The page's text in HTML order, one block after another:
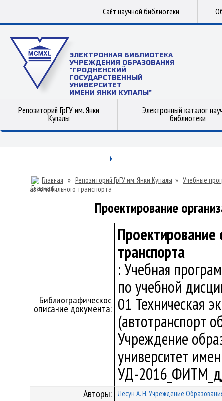
Сайт научной библиотеки
ЭЛЕКТРОННАЯ БИБЛИОТЕКА
УЧРЕЖДЕНИЯ ОБРАЗОВАНИЯ
"ГРОДНЕНСКИЙ
ГОСУДАРСТВЕННЫЙ
УНИВЕРСИТЕТ
ИМЕНИ ЯНКИ КУПАЛЫ"
Репозиторий ГрГУ им. Янки
Купалы
Электронный каталог
библиотеки
Главная » Репозиторий ГрГУ им. Янки Купалы » Учебные
автомобильного транспорта
Проектирование
Библиографическое
описание документа:
Проектирование
транспорта
: Учебная
по учебной
01 Техническая
(автотранспорт
Учреждение
университет
УД-
Авторы: Лесун А. Н.Учреждение